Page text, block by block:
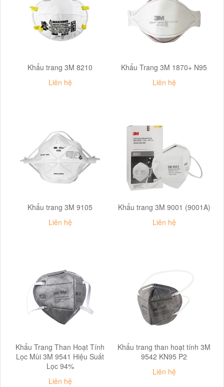
Khẩu trang 3M 8210
Liên hệ
Khẩu Trang 3M 1870+ N95
Liên hệ
Khẩu trang 3M 9105
Liên hệ
Khẩu trang 3M 9001 (9001A)
Liên hệ
Khẩu Trang Than Hoạt Tính
Lọc Mùi 3M 9541 Hiệu Suất
Lọc 94%
Liên hệ
Khẩu trang than hoạt tính 3M
9542 KN95 P2
Liên hệ